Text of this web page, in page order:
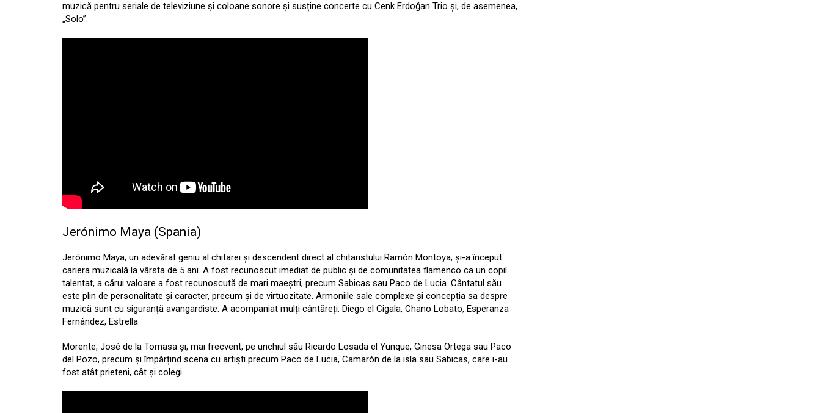
muzică pentru seriale de televiziune și coloane sonore și susține concerte cu Cenk Erdoğan Trio și, de asemenea,
„Solo”.
Jerónimo Maya (Spania)
Jerónimo Maya, un adevărat geniu al chitarei și descendent direct al chitaristului Ramón Montoya, și-a început
cariera muzicală la vârsta de 5 ani. A fost recunoscut imediat de public și de comunitatea flamenco ca un copil
talentat, a cărui valoare a fost recunoscută de mari maeștri, precum Sabicas sau Paco de Lucia. Cântatul său
este plin de personalitate și caracter, precum și de virtuozitate. Armoniile sale complexe și concepția sa despre
muzică sunt cu siguranță avangardiste. A acompaniat mulți cântăreți: Diego el Cigala, Chano Lobato, Esperanza
Fernández, Estrella
Morente, José de la Tomasa și, mai frecvent, pe unchiul său Ricardo Losada el Yunque, Ginesa Ortega sau Paco
del Pozo, precum și împărțind scena cu artiști precum Paco de Lucia, Camarón de la isla sau Sabicas, care i-au
fost atât prieteni, cât și colegi.